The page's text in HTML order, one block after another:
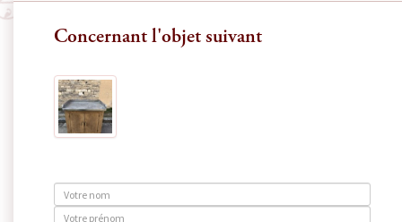
Concernant l'objet suivant